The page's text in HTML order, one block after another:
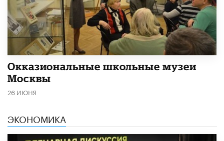
​Окказиональные школьные музеи
Москвы
26 ИЮНЯ
ЭКОНОМИКА